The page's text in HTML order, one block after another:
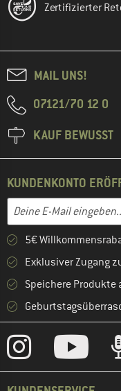
Zertifizierter
MAIL UNS!
07121/70 12 0
KAUF BEWUSST
KUNDENKONTO
E-Mail-Adresse
Gib hier deine E-Mail-
5€
Exklusiver Zugang
Speichere Produkte